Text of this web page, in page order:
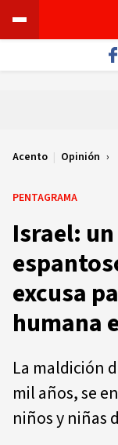
Acento | Opinión
PENTAGRAMA
Israel:
excusa
humana
La maldición
mil años, se
niños y niñas